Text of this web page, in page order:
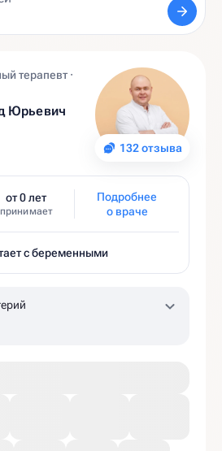
132 отзыва
терапевт ·
Юрьевич
от 0 лет
принимает
Подробнее
о враче
с беременными